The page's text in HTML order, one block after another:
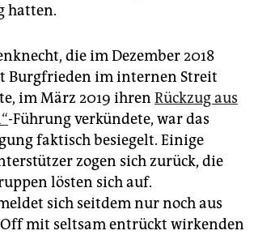
hatten.
die im Dezember 2018
Burgfrieden im internen Streit
im März 2019 ihren Rückzug aus
-Führung verkündete, war das
faktisch besiegelt. Einige
zogen sich zurück, die
lösten sich auf.
sich seitdem nur noch aus
mit seltsam entrückt wirkenden